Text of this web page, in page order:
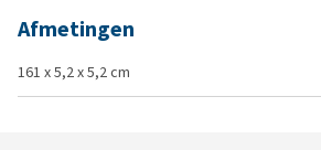
Afmetingen
161 x 5,2 x 5,2 cm